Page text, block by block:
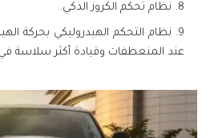
نظام تحكم الكروز الذكي.
نظام التحكم الهيدروليكي بحركة
عند المنعطفات وقيادة أكثر سلاسة